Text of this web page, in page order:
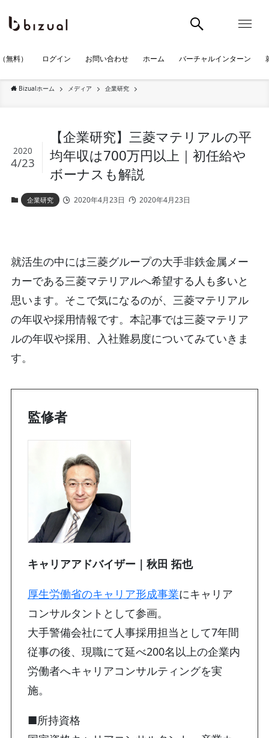
無料） ログイン お問い合わせ ホーム バーチャルインターン
Bizualホーム メディア 企業研究
【企業研究】三菱マテリアルの平
均年収は700万円以上｜初任給や
ボーナスも解説
2020
4/23
企業研究 2020年4月23日 2020年4月23日
就活生の中には三菱グループの大手非鉄金属メー
カーである三菱マテリアルへ希望する人も多いと
思います。そこで気になるのが、三菱マテリアル
の年収や採用情報です。本記事では三菱マテリア
ルの年収や採用、入社難易度についてみていきま
す。
監修者
キャリアアドバイザー｜秋田 拓也
厚生労働省のキャリア形成事業にキャリア
コンサルタントとして参画。
大手警備会社にて人事採用担当として7年間
従事の後、現職にて延べ200名以上の企業内
労働者へキャリアコンサルティングを実
施。
■所持資格